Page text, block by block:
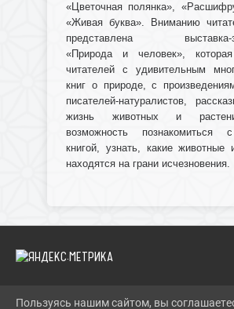
«Цветочная полянка»,
«Живая буква». Вниманию
представлена выставка-
«Природа и человек»,
читателей с удивительным
книг о природе, с
писателей-натуралистов,
жизнь животных и
возможность познакомиться
книгой, узнать, какие животные
находятся на грани исчезновения.
Пользуясь нашим сайтом, вы